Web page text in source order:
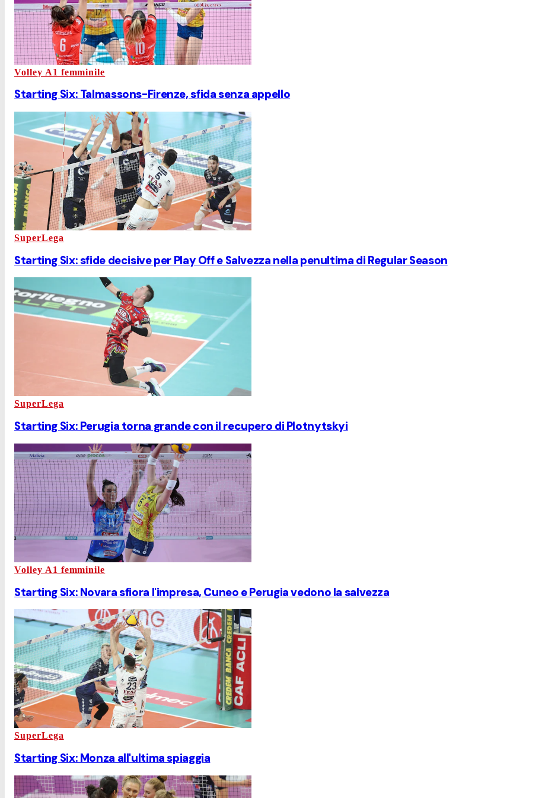
Volley A1 femminile
Starting Six: Talmassons-Firenze, sfida senza appello
SuperLega
Starting Six: sfide decisive per Play Off e Salvezza nella penultima di Regular Season
SuperLega
Starting Six: Perugia torna grande con il recupero di Plotnytskyi
Volley A1 femminile
Starting Six: Novara sfiora l'impresa, Cuneo e Perugia vedono la salvezza
SuperLega
Starting Six: Monza all'ultima spiaggia